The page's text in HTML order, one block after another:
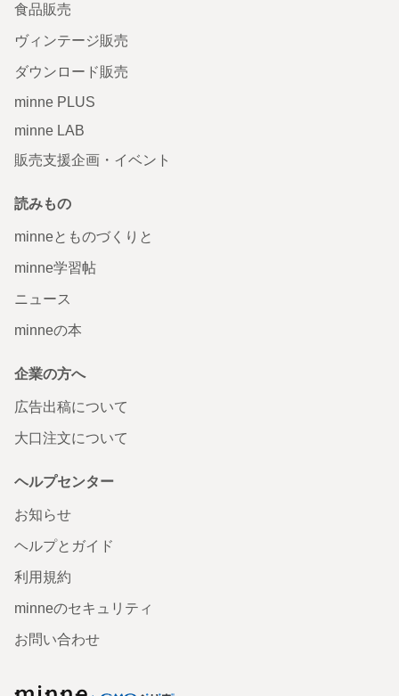
食品販売
ヴィンテージ販売
ダウンロード販売
minne PLUS
minne LAB
販売支援企画・イベント
読みもの
minneとものづくりと
minne学習帖
ニュース
minneの本
企業の方へ
広告出稿について
大口注文について
ヘルプセンター
お知らせ
ヘルプとガイド
利用規約
minneのセキュリティ
お問い合わせ